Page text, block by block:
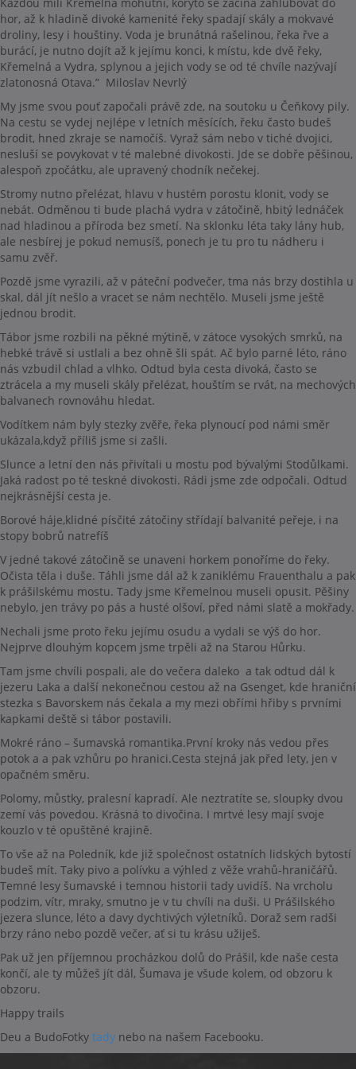
hor, až k hladině divoké kamenité řeky spadají skály a mokvavé
droliny, lesy i houštiny. Voda je brunátná rašelinou, řeka řve a
burácí, je nutno dojít až k jejímu konci, k místu, kde dvě řeky,
Křemelná a Vydra, splynou a jejich vody se od té chvíle nazývají
zlatonosná Otava.” Miloslav Nevrlý
My jsme svou pouť započali právě zde, na soutoku u Čeňkovy pily.
Na cestu se vydej nejlépe v letních měsících, řeku často budeš
brodit, hned zkraje se namočíš. Vyraž sám nebo v tiché dvojici,
nesluší se povykovat v té malebné divokosti. Jde se dobře pěšinou,
alespoň zpočátku, ale upravený chodník nečekej.
Stromy nutno přelézat, hlavu v hustém porostu klonit, vody se
nebát. Odměnou ti bude plachá vydra v zátočině, hbitý lednáček
nad hladinou a příroda bez smetí. Na sklonku léta taky lány hub,
ale nesbírej je pokud nemusíš, ponech je tu pro tu nádheru i
samu zvěř.
Pozdě jsme vyrazili, až v páteční podvečer, tma nás brzy dostihla u
skal, dál jít nešlo a vracet se nám nechtělo. Museli jsme ještě
jednou brodit.
Tábor jsme rozbili na pěkné mýtině, v zátoce vysokých smrků, na
hebké trávě si ustlali a bez ohně šli spát. Ač bylo parné léto, ráno
nás vzbudil chlad a vlhko. Odtud byla cesta divoká, často se
ztrácela a my museli skály přelézat, houštím se rvát, na mechových
balvanech rovnováhu hledat.
Vodítkem nám byly stezky zvěře, řeka plynoucí pod námi směr
ukázala,když příliš jsme si zašli.
Slunce a letní den nás přivítali u mostu pod bývalými Stodůlkami.
Jaká radost po té teskné divokosti. Rádi jsme zde odpočali. Odtud
nejkrásnější cesta je.
Borové háje,klidné písčité zátočiny střídají balvanité peřeje, i na
stopy bobrů natrefíš
V jedné takové zátočině se unaveni horkem ponoříme do řeky.
Očista těla i duše. Táhli jsme dál až k zaniklému Frauenthalu a pak
k prášilskému mostu. Tady jsme Křemelnou museli opusit. Pěšiny
nebylo, jen trávy po pás a husté olšoví, před námi slatě a mokřady.
Nechali jsme proto řeku jejímu osudu a vydali se výš do hor.
Nejprve dlouhým kopcem jsme trpěli až na Starou Hůrku.
Tam jsme chvíli pospali, ale do večera daleko a tak odtud dál k
jezeru Laka a další nekonečnou cestou až na Gsenget, kde hraniční
stezka s Bavorskem nás čekala a my mezi obřími hřiby s prvními
kapkami deště si tábor postavili.
Mokré ráno – šumavská romantika.První kroky nás vedou přes
potok a a pak vzhůru po hranici.Cesta stejná jak před lety, jen v
opačném směru.
Polomy, můstky, pralesní kapradí. Ale neztratíte se, sloupky dvou
zemí vás povedou. Krásná to divočina. I mrtvé lesy mají svoje
kouzlo v té opuštěné krajině.
To vše až na Poledník, kde již společnost ostatních lidských bytostí
budeš mít. Taky pivo a polívku a výhled z věže vrahů-hraničářů.
Temné lesy šumavské i temnou historii tady uvidíš. Na vrcholu
podzim, vítr, mraky, smutno je v tu chvíli na duši. U Prášilského
jezera slunce, léto a davy dychtivých výletníků. Doraž sem radši
brzy ráno nebo pozdě večer, ať si tu krásu užiješ.
Pak už jen příjemnou procházkou dolů do Prášil, kde naše cesta
končí, ale ty můžeš jít dál, Šumava je všude kolem, od obzoru k
obzoru.
Happy trails
Deu a BudoFotky tady nebo na našem Facebooku.